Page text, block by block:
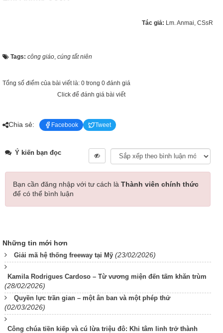
Tác giả: Lm. Anmai, CSsR
Tags: công giáo cúng tất niên
Tổng số điểm của bài viết là: 0 trong 0 đánh giá
Click để đánh giá bài viết
Chia sẻ: Facebook Tweet
Ý kiến bạn đọc
Bạn cần đăng nhập với tư cách là Thành viên chính thức
để có thể bình luận
Những tin mới hơn
Giải mã hệ thống freeway tại Mỹ (23/02/2026)
Kamila Rodrigues Cardoso – Từ vương miện đến tấm khăn trùm
(28/02/2026)
Quyền lực trần gian – một ân ban và một phép thử
(02/03/2026)
Công chúa tiền kiếp và cú lừa triệu đô: Khi tâm linh trở thành